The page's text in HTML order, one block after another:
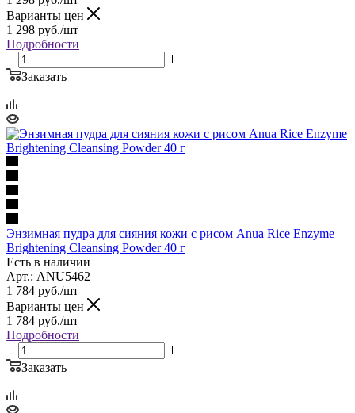
Варианты цен
1 298 руб./шт
Подробности
Заказать
Энзимная пудра для сияния кожи с рисом Anua Rice Enzyme
Brightening Cleansing Powder 40 г
Есть в наличии
Арт.: ANU5462
1 784 руб./шт
Варианты цен
1 784 руб./шт
Подробности
Заказать